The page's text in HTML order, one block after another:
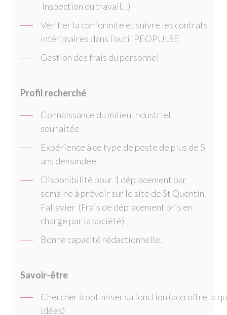
Inspection du travail…)
Vérifier la conformité et suivre les contrats
intérimaires dans l’outil PEOPULSE
Gestion des frais du personnel
Profil recherché
Connaissance du milieu industriel
souhaitée
Expérience à ce type de poste de plus de 5
ans demandée
Disponibilité pour 1 déplacement par
semaine à prévoir sur le site de St Quentin
Fallavier (Frais de déplacement pris en
charge par la société)
Bonne capacité rédactionnelle.
Savoir-être
Chercher à optimiser sa fonction (accroître la
idées)